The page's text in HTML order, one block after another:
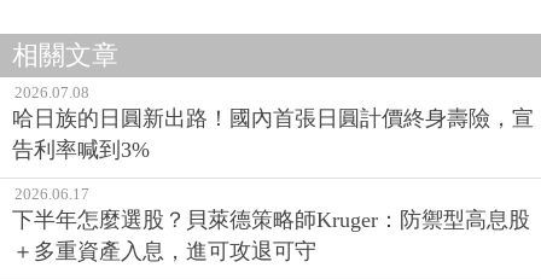
相關文章
2026.07.08
哈日族的日圓新出路！國內首張日圓計價終身壽險，宣
告利率喊到3%
2026.06.17
下半年怎麼選股？貝萊德策略師Kruger：防禦型高息股
＋多重資產入息，進可攻退可守